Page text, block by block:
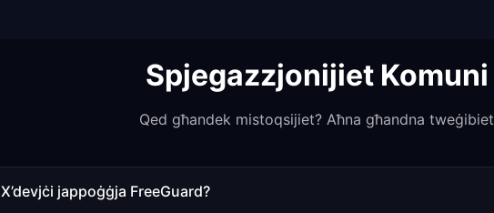
Spjegazzjonijiet Komuni
Qed għandek mistoqsijiet? Aħna għandna tweġibiet
X’devjċi jappoġġja FreeGuard?